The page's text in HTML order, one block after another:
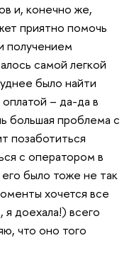
и, конечно же,
приятно помочь
получением
самой легкой
было найти
– да-да в
большая проблема с
позаботиться
с оператором в
было тоже не так
хочется все
доехала!) всего
что оно того